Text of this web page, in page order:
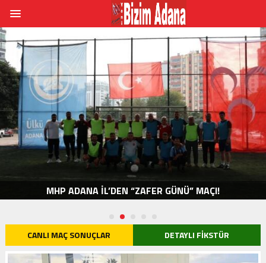
29 EKIM CUMHURIYET KUPASI RAFTAKI
VETERANLAR FUTBOL TURNUVASI BAŞLADI.
CANLI MAÇ SONUÇLAR DETAYLI FIKSTÜR